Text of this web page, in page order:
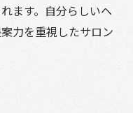
ます。自分らしいヘ
力を重視したサロン